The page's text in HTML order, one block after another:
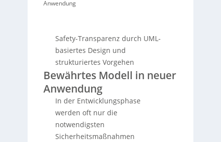
Anwendung
Safety-Transparenz durch UML-
basiertes Design und
strukturiertes Vorgehen
Bewährtes Modell in neuer
Anwendung
In der Entwicklungsphase
werden oft nur die
notwendigsten
Sicherheitsmaßnahmen